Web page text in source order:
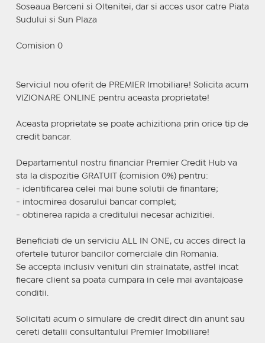
Soseaua Berceni si Oltenitei, dar si acces usor catre Piata
Sudului si Sun Plaza
Comision 0
Serviciul nou oferit de PREMIER Imobiliare! Solicita acum
VIZIONARE ONLINE pentru aceasta proprietate!
Aceasta proprietate se poate achizitiona prin orice tip de
credit bancar.
Departamentul nostru financiar Premier Credit Hub va
sta la dispozitie GRATUIT (comision 0%) pentru:
- identificarea celei mai bune solutii de finantare;
- intocmirea dosarului bancar complet;
- obtinerea rapida a creditului necesar achizitiei.
Beneficiati de un serviciu ALL IN ONE, cu acces direct la
ofertele tuturor bancilor comerciale din Romania.
Se accepta inclusiv venituri din strainatate, astfel incat
fiecare client sa poata cumpara in cele mai avantajoase
conditii.
Solicitati acum o simulare de credit direct din anunt sau
cereti detalii consultantului Premier Imobiliare!